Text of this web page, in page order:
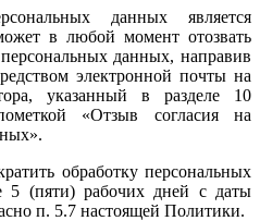
данных является
в любой момент отозвать
данных, направив
электронной почты на
указанный в разделе 10
«Отзыв согласия на
обработку персональных
5 (пяти) рабочих дней с даты
п. 5.7 настоящей Политики.